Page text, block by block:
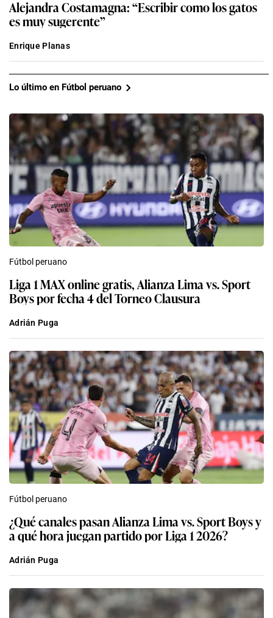
Alejandra Costamagna: “Escribir como los gatos
es muy sugerente”
Enrique Planas
Lo último en Fútbol peruano
Fútbol peruano
Liga 1 MAX online gratis, Alianza Lima vs. Sport
Boys por fecha 4 del Torneo Clausura
Adrián Puga
Fútbol peruano
¿Qué canales pasan Alianza Lima vs. Sport Boys y
a qué hora juegan partido por Liga 1 2026?
Adrián Puga